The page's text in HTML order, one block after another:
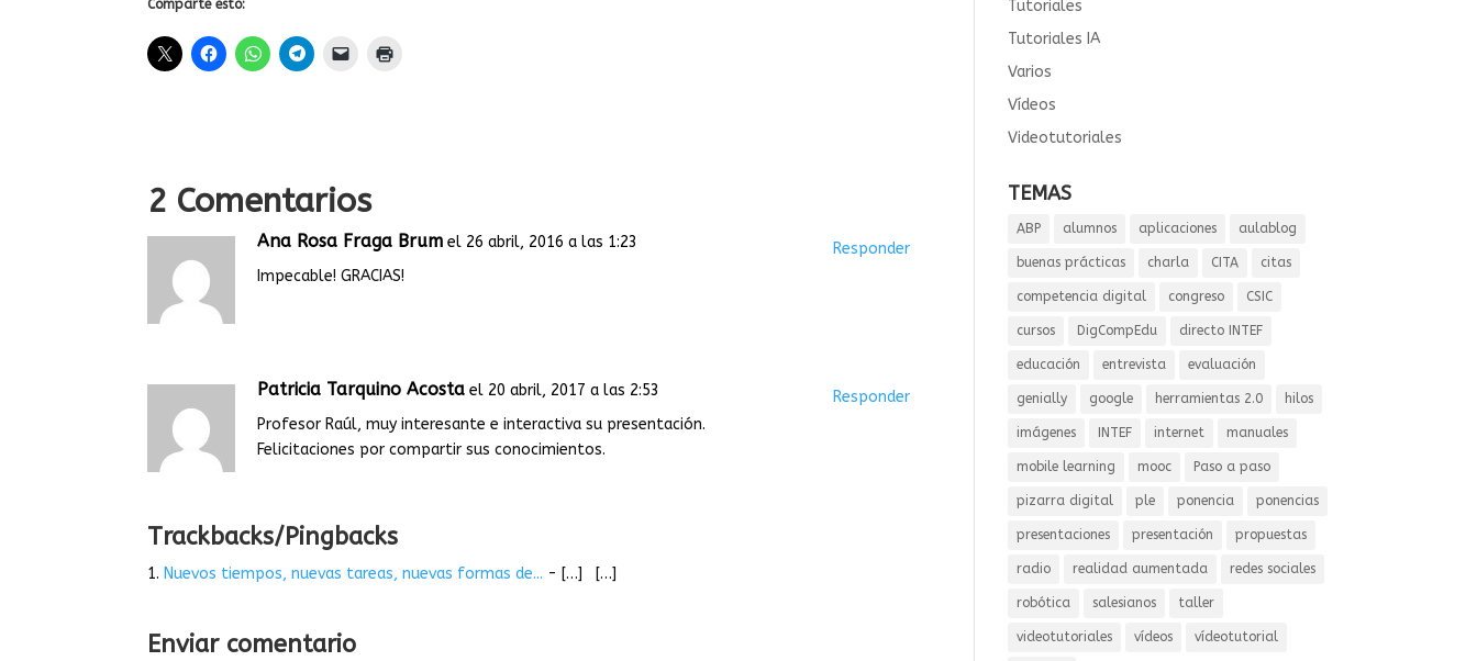
Comparte esto:
2 Comentarios
Ana Rosa Fraga Brum el 26 abril, 2016 a las 1:23
Impecable! GRACIAS!
Responder
Patricia Tarquino Acosta el 20 abril, 2017 a las 2:53
Profesor Raúl, muy interesante e interactiva su presentación.
Felicitaciones por compartir sus conocimientos.
Responder
Trackbacks/Pingbacks
Nuevos tiempos, nuevas tareas, nuevas formas de... - […] […]
Enviar comentario
Tutoriales
Tutoriales IA
Varios
Vídeos
Videotutoriales
TEMAS
ABP alumnos aplicaciones aulablog
buenas prácticas charla CITA citas
competencia digital congreso CSIC
cursos DigCompEdu directo INTEF
educación entrevista evaluación
genially google herramientas 2.0 hilos
imágenes INTEF internet manuales
mobile learning mooc Paso a paso
pizarra digital ple ponencia ponencias
presentaciones presentación propuestas
radio realidad aumentada redes sociales
robótica salesianos taller
videotutoriales vídeos vídeotutorial